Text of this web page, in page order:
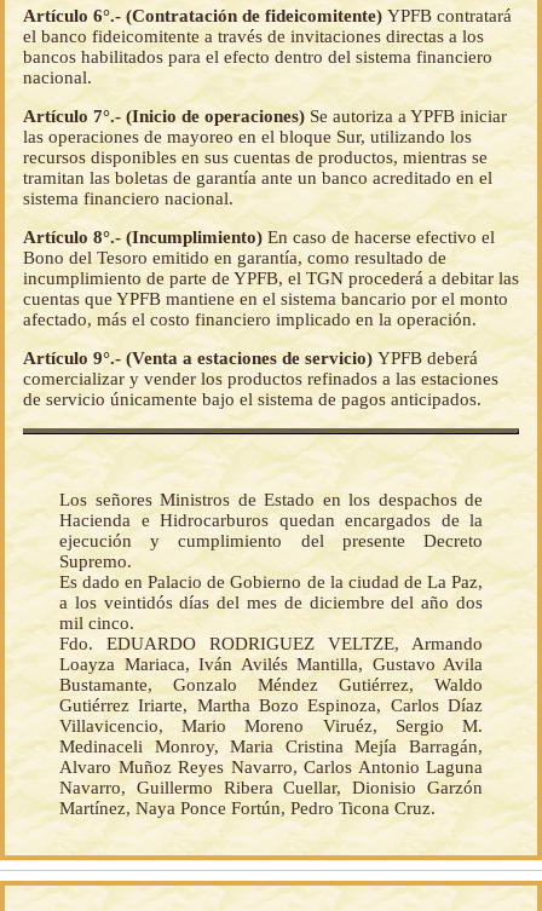
Artículo 6°.- (Contratación de fideicomitente) YPFB contratará
el banco fideicomitente a través de invitaciones directas a los
bancos habilitados para el efecto dentro del sistema financiero
nacional.
Artículo 7°.- (Inicio de operaciones) Se autoriza a YPFB iniciar
las operaciones de mayoreo en el bloque Sur, utilizando los
recursos disponibles en sus cuentas de productos, mientras se
tramitan las boletas de garantía ante un banco acreditado en el
sistema financiero nacional.
Artículo 8°.- (Incumplimiento) En caso de hacerse efectivo el
Bono del Tesoro emitido en garantía, como resultado de
incumplimiento de parte de YPFB, el TGN procederá a debitar las
cuentas que YPFB mantiene en el sistema bancario por el monto
afectado, más el costo financiero implicado en la operación.
Artículo 9°.- (Venta a estaciones de servicio) YPFB deberá
comercializar y vender los productos refinados a las estaciones
de servicio únicamente bajo el sistema de pagos anticipados.
Los señores Ministros de Estado en los despachos de
Hacienda e Hidrocarburos quedan encargados de la
ejecución y cumplimiento del presente Decreto
Supremo.
Es dado en Palacio de Gobierno de la ciudad de La Paz,
a los veintidós días del mes de diciembre del año dos
mil cinco.
Fdo. EDUARDO RODRIGUEZ VELTZE, Armando
Loayza Mariaca, Iván Avilés Mantilla, Gustavo Avila
Bustamante, Gonzalo Méndez Gutiérrez, Waldo
Gutiérrez Iriarte, Martha Bozo Espinoza, Carlos Díaz
Villavicencio, Mario Moreno Viruéz, Sergio M.
Medinaceli Monroy, Maria Cristina Mejía Barragán,
Alvaro Muñoz Reyes Navarro, Carlos Antonio Laguna
Navarro, Guillermo Ribera Cuellar, Dionisio Garzón
Martínez, Naya Ponce Fortún, Pedro Ticona Cruz.